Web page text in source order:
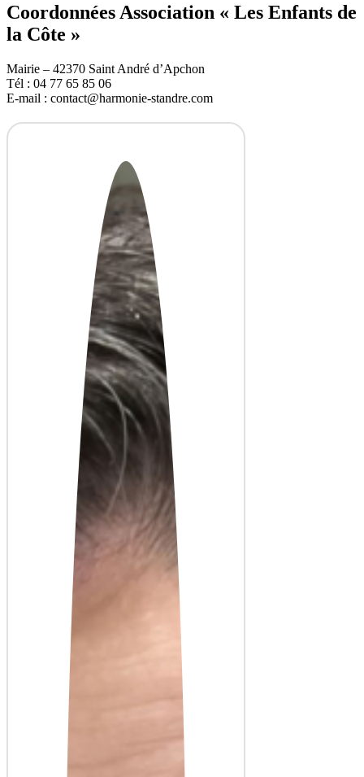
Coordonnées Association « Les Enfants de
la Côte »
Mairie – 42370 Saint André d’Apchon
Tél : 04 77 65 85 06
E-mail : contact@harmonie-standre.com